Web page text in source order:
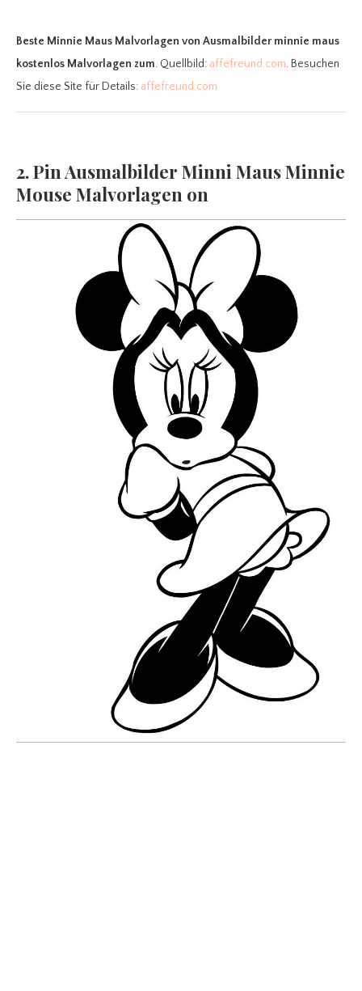
Beste Minnie Maus Malvorlagen von Ausmalbilder minnie maus
kostenlos Malvorlagen zum. Quellbild: affefreund.com. Besuchen
Sie diese Site für Details: affefreund.com
2. Pin Ausmalbilder Minni Maus Minnie
Mouse Malvorlagen on